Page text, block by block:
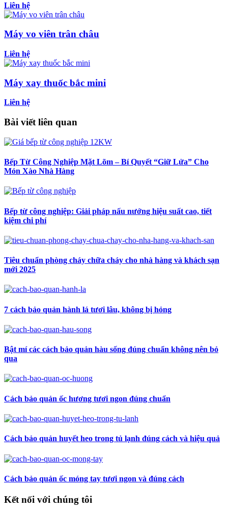
Liên hệ
Máy vo viên trân châu
Liên hệ
Máy xay thuốc bắc mini
Liên hệ
Bài viết liên quan
Bếp Từ Công Nghiệp Mặt Lõm – Bí Quyết “Giữ Lửa” Cho
Món Xào Nhà Hàng
Bếp từ công nghiệp: Giải pháp nấu nướng hiệu suất cao, tiết
kiệm chi phí
Tiêu chuẩn phòng cháy chữa cháy cho nhà hàng và khách sạn
mới 2025
7 cách bảo quản hành lá tươi lâu, không bị hỏng
Bật mí các cách bảo quản hàu sống đúng chuẩn không nên bỏ
qua
Cách bảo quản ốc hương tươi ngon đúng chuẩn
Cách bảo quản huyết heo trong tủ lạnh đúng cách và hiệu quả
Cách bảo quản ốc móng tay tươi ngon và đúng cách
Kết nối với chúng tôi